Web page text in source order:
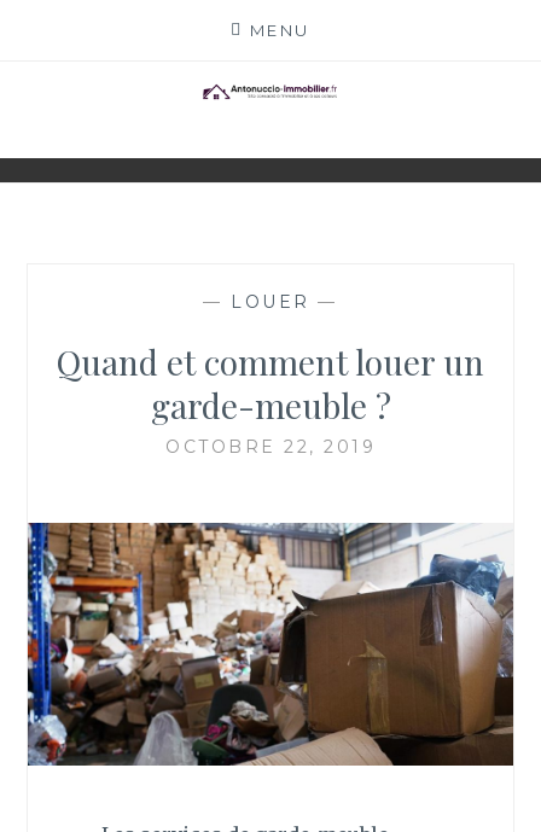
MENU
ANTONUCCIO-
IMMOBILIER.FR
ACTEURS
— LOUER —
Quand et comment louer un
garde-meuble ?
OCTOBRE 22, 2019